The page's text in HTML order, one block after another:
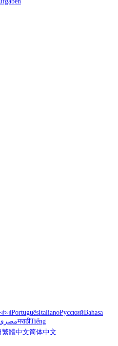
বাংলাPortuguêsItalianoРусскийBahasa
मराठीTiếng
繁體中文简体中文